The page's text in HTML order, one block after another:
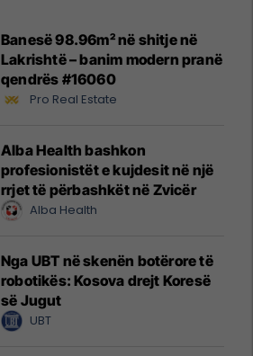
Banesë 98.96m² në shitje në
Lakrishtë – banim modern pranë
qendrës #16060
Pro Real Estate
Alba Health bashkon
profesionistët e kujdesit në një
rrjet të përbashkët në Zvicër
Alba Health
Nga UBT në skenën botërore të
robotikës: Kosova drejt Koresë
së Jugut
UBT